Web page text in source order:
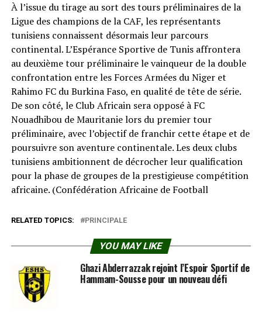
À l’issue du tirage au sort des tours préliminaires de la
Ligue des champions de la CAF, les représentants
tunisiens connaissent désormais leur parcours
continental. L’Espérance Sportive de Tunis affrontera
au deuxième tour préliminaire le vainqueur de la double
confrontation entre les Forces Armées du Niger et
Rahimo FC du Burkina Faso, en qualité de tête de série.
De son côté, le Club Africain sera opposé à FC
Nouadhibou de Mauritanie lors du premier tour
préliminaire, avec l’objectif de franchir cette étape et de
poursuivre son aventure continentale. Les deux clubs
tunisiens ambitionnent de décrocher leur qualification
pour la phase de groupes de la prestigieuse compétition
africaine. (Confédération Africaine de Football⁠
RELATED TOPICS: PRINCIPALE
YOU MAY LIKE
Ghazi Abderrazzak rejoint l’Espoir Sportif de
Hammam-Sousse pour un nouveau défi